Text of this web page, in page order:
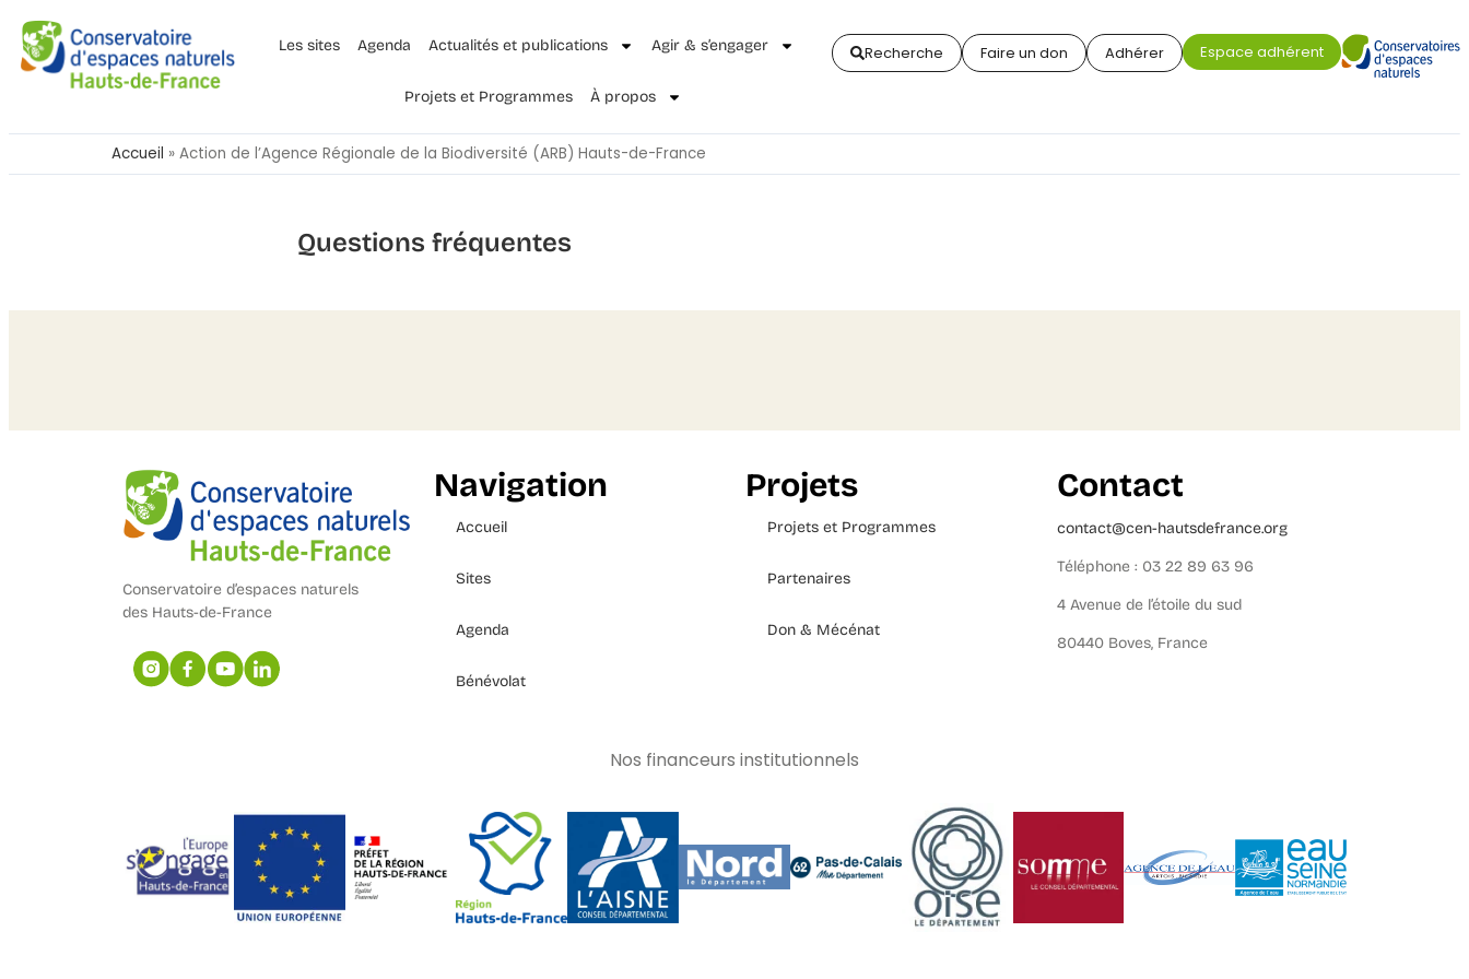
Les sites Agenda Actualités et publications Agir & s’engager
Projets et Programmes À propos
Recherche Faire un don Adhérer Espace adhérent
Accueil » Action de l’Agence Régionale de la Biodiversité (ARB) Hauts-de-France
Questions fréquentes
Conservatoire d’espaces naturels
des Hauts-de-France
Navigation
Accueil
Sites
Agenda
Bénévolat
Projets
Projets et Programmes
Partenaires
Don & Mécénat
Contact
contact@cen-hautsdefrance.org
Téléphone : 03 22 89 63 96
4 Avenue de l’étoile du sud
80440 Boves, France
Nos financeurs institutionnels